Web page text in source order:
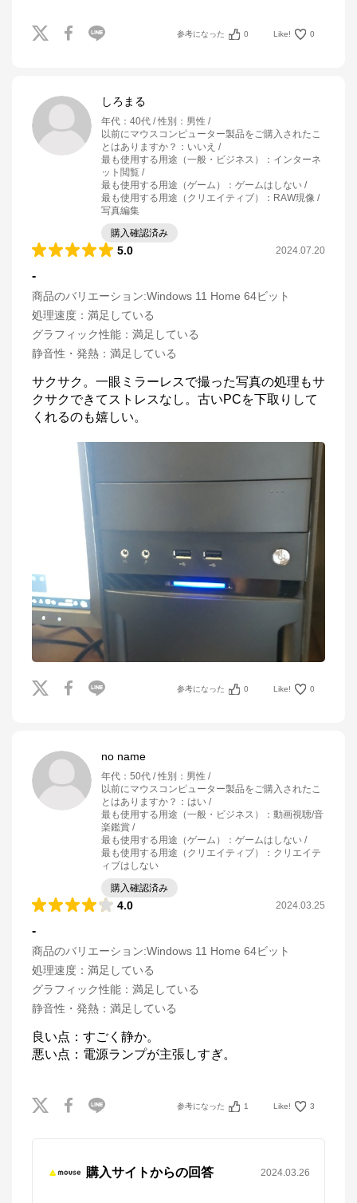
参考になった 0 Like! 0
しろまる
年代 ： 40代 性別 ： 男性
以前にマウスコンピューター製品をご購入されたこ
とはありますか？ ： いいえ
最も使用する用途（一般・ビジネス）
： インターネ
ット閲覧
最も使用する用途（ゲーム）
： ゲームはしない
最も使用する用途（クリエイティブ）
： RAW現像 /
写真編集
購入確認済み
5.0 2024.07.20
-
商品のバリエーション:Windows 11 Home 64ビット
処理速度 ： 満足している
グラフィック性能 ： 満足している
静音性・発熱 ： 満足している
サクサク。一眼ミラーレスで撮った写真の処理もサ
クサクできてストレスなし。古いPCを下取りして
くれるのも嬉しい。
参考になった 0 Like! 0
no name
年代 ： 50代 性別 ： 男性
以前にマウスコンピューター製品をご購入されたこ
とはありますか？ ： はい
最も使用する用途（一般・ビジネス）
： 動画視聴/音
楽鑑賞
最も使用する用途（ゲーム）
： ゲームはしない
最も使用する用途（クリエイティブ）
： クリエイテ
ィブはしない
購入確認済み
4.0 2024.03.25
-
商品のバリエーション:Windows 11 Home 64ビット
処理速度 ： 満足している
グラフィック性能 ： 満足している
静音性・発熱 ： 満足している
良い点：すごく静か。
悪い点：電源ランプが主張しすぎ。
参考になった 1 Like! 3
購入サイトからの回答 2024.03.26